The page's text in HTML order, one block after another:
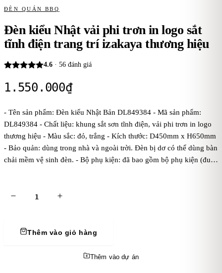
ĐÈN QUÁN BBQ
Đèn kiểu Nhật vải phi trơn in logo sắt
tĩnh điện trang trí izakaya thương hiệu
4.6 · 56 đánh giá
1.550.000₫
- Tên sản phẩm: Đèn kiểu Nhật Bản DL849384 - Mã sản phẩm:
DL849384 - Chất liệu: khung sắt sơn tĩnh điện, vải phi trơn in logo
thương hiệu - Màu sắc: đỏ, trắng - Kích thước: D450mm x H650mm
- Bảo quản: dùng trong nhà và ngoài trời. Đèn bị dơ có thể dùng bàn
chải mềm vệ sinh đèn. - Bộ phụ kiện: đã bao gồm bộ phụ kiện (đui
sáng đẹp và ấm áp hơn. - Điện áp: dòng điện 220V
Thêm vào giỏ hàng
Thêm vào dự án